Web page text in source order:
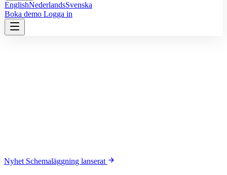
EnglishNederlandsSvenska
Boka demo Logga in
Nyhet Schemaläggning lanserat